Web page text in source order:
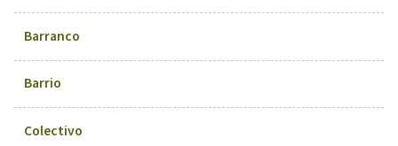
Barranco
Barrio
Colectivo